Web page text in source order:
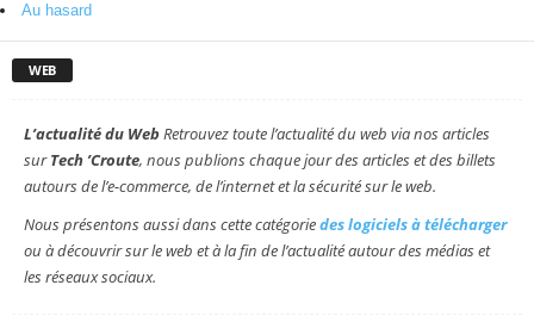
Au hasard
WEB
L’actualité du WebRetrouvez toute l’actualité du web via nos articles
surTech ’Croute, nous publions chaque jour des articles et des billets
autours de l’e-commerce, de l’internet et la sécurité sur le web.
Nous présentons aussi dans cette catégoriedes logiciels à télécharger
ou à découvrir sur le web et à la fin de l’actualité autour des médias et
les réseaux sociaux.